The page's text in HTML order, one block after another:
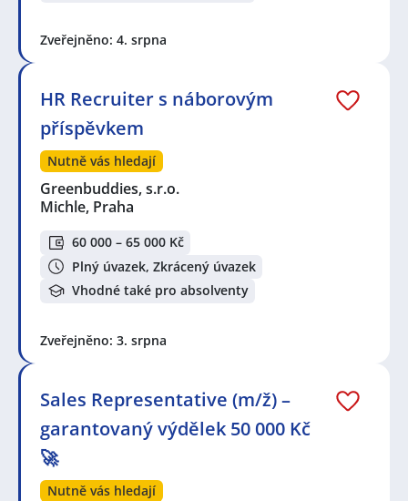
Zveřejněno: 4. srpna
HR Recruiter s náborovým
příspěvkem
Nutně vás hledají
Greenbuddies, s.r.o.
Michle, Praha
60 000 – 65 000 Kč
Plný úvazek, Zkrácený úvazek
Vhodné také pro absolventy
Zveřejněno: 3. srpna
Sales Representative (m/ž) –
garantovaný výdělek 50 000 Kč
🚀
Nutně vás hledají